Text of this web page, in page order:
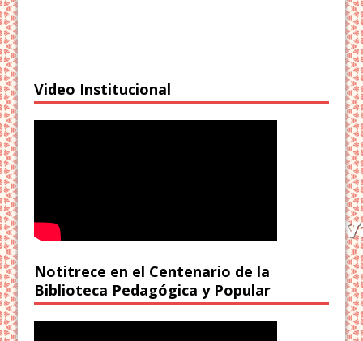
Video Institucional
Notitrece en el Centenario de la
Biblioteca Pedagógica y Popular